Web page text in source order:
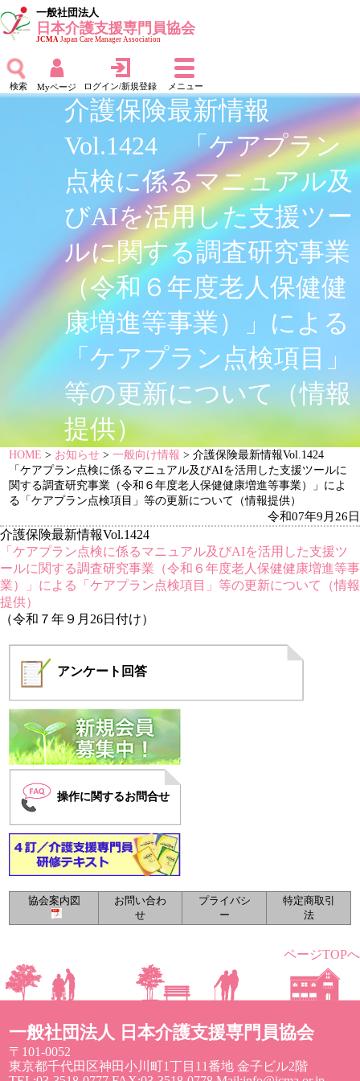
一般社団法人
日本介護支援専門員協会
JCMAJapan Care Manager Association
検索 Myページ ログイン/新規登録 メニュー
介護保険最新情報
Vol.1424 「ケアプラン
点検に係るマニュアル及
びAIを活用した支援ツー
ルに関する調査研究事業
（令和６年度老人保健健
康増進等事業）」による
「ケアプラン点検項目」
等の更新について（情報
提供）
HOME > お知らせ >一般向け情報 > 介護保険最新情報Vol.1424
「ケアプラン点検に係るマニュアル及びAIを活用した支援ツールに
関する調査研究事業（令和６年度老人保健健康増進等事業）」によ
る「ケアプラン点検項目」等の更新について（情報提供）
令和07年9月26日
介護保険最新情報Vol.1424
「ケアプラン点検に係るマニュアル及びAIを活用した支援ツ
ールに関する調査研究事業（令和６年度老人保健健康増進等事
業）」による「ケアプラン点検項目」等の更新について（情報
提供）
（令和７年９月26日付け）
アンケート 回答
操作に関するお問合せ
ページTOPへ
一般社団法人 日本介護支援専門員協会
〒101-0052
東京都千代田区神田小川町1丁目11番地 金子ビル2階
協会案内図
お問い合わ
せ
プライバシ
ー
特定商取引
法